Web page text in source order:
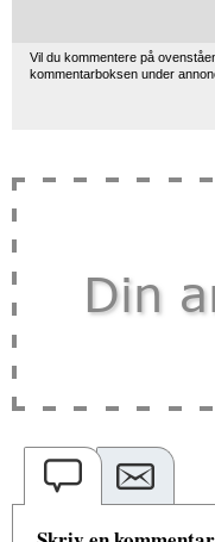
Vil du kommentere på
kommentarboksen under